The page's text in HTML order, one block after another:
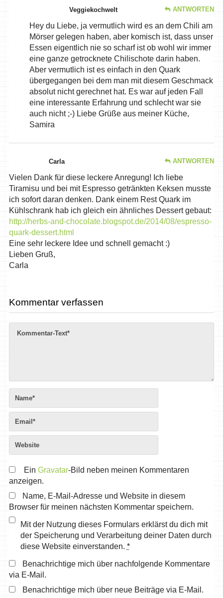
Veggiekochwelt ANTWORTEN
Hey du Liebe, ja vermutlich wird es an dem Chili am
Mörser gelegen haben, aber komisch ist, dass unser
Essen eigentlich nie so scharf ist ob wohl wir immer
eine ganze getrocknete Chilischote darin haben.
Aber vermutlich ist es einfach in den Quark
übergegangen bei dem man mit diesem Geschmack
absolut nicht gerechnet hat. Es war auf jeden Fall
eine interessante Erfahrung und schlecht war sie
auch nicht ;-) Liebe Grüße aus meiner Küche,
Samira
Carla ANTWORTEN
Vielen Dank für diese leckere Anregung! Ich liebe
Tiramisu und bei mit Espresso getränkten Keksen musste
ich sofort daran denken. Dank einem Rest Quark im
Kühlschrank hab ich gleich ein ähnliches Dessert gebaut:
http://herbs-and-chocolate.blogspot.de/2014/08/espresso-
quark-dessert.html
Eine sehr leckere Idee und schnell gemacht :)
Lieben Gruß,
Carla
Kommentar verfassen
Ein Gravatar-Bild neben meinen Kommentaren
anzeigen.
Name, E-Mail-Adresse und Website in diesem
Browser für meinen nächsten Kommentar speichern.
Mit der Nutzung dieses Formulars erklärst du dich mit
der Speicherung und Verarbeitung deiner Daten durch
diese Website einverstanden. *
Benachrichtige mich über nachfolgende Kommentare
via E-Mail.
Benachrichtige mich über neue Beiträge via E-Mail.